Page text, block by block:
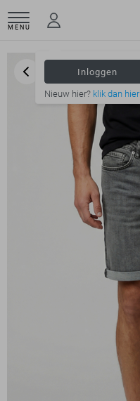
MENU
Inloggen
Nieuw hier? klik dan hier